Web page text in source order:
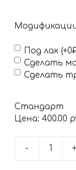
Под лак
Сделать
Сделать
Стандарт
Цена: 400.00
- +